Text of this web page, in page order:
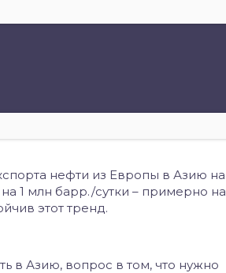
нефти из Европы в Азию на
1 млн барр./сутки – примерно на
этот тренд.
в Азию, вопрос в том, что нужно